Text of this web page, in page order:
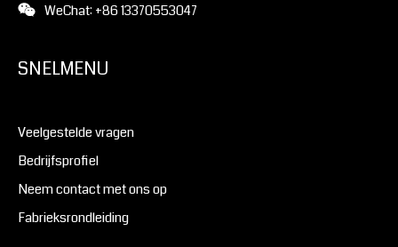
WeChat: +86 13370553047
SNELMENU
Veelgestelde vragen
Bedrijfsprofiel
Neem contact met ons op
Fabrieksrondleiding